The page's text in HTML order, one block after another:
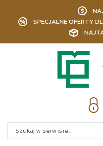
SPECJALNE OFERTY